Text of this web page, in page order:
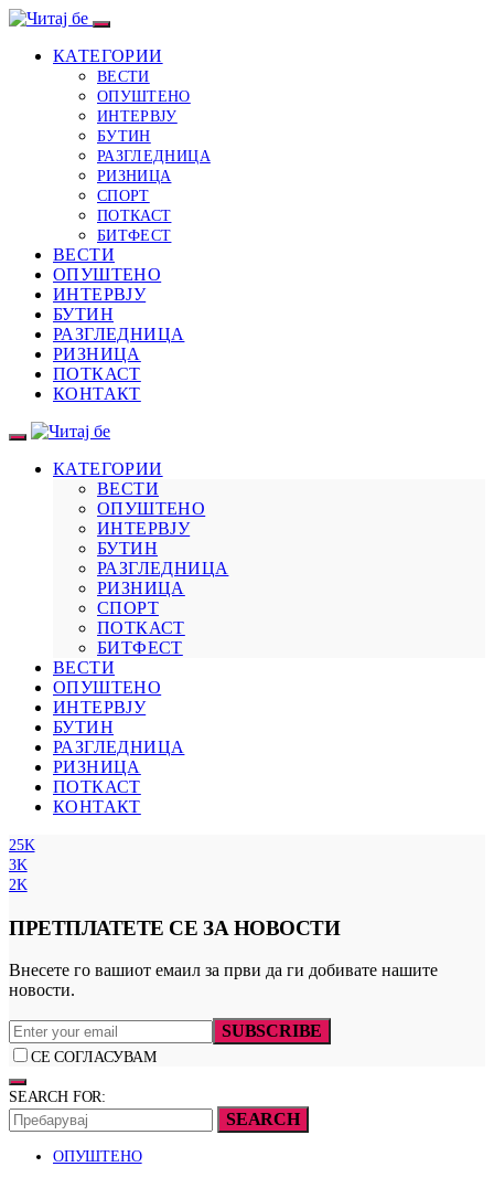
КАТЕГОРИИ
ВЕСТИ
ОПУШТЕНО
ИНТЕРВЈУ
БУТИН
РАЗГЛЕДНИЦА
РИЗНИЦА
СПОРТ
ПОТКАСТ
БИТФЕСТ
ВЕСТИ
ОПУШТЕНО
ИНТЕРВЈУ
БУТИН
РАЗГЛЕДНИЦА
РИЗНИЦА
ПОТКАСТ
КОНТАКТ
КАТЕГОРИИ
ВЕСТИ
ОПУШТЕНО
ИНТЕРВЈУ
БУТИН
РАЗГЛЕДНИЦА
РИЗНИЦА
СПОРТ
ПОТКАСТ
БИТФЕСТ
ВЕСТИ
ОПУШТЕНО
ИНТЕРВЈУ
БУТИН
РАЗГЛЕДНИЦА
РИЗНИЦА
ПОТКАСТ
КОНТАКТ
25K
3K
2K
ПРЕТПЛАТЕТЕ СЕ ЗА НОВОСТИ
Внесете го вашиот емаил за први да ги добивате нашите
новости.
SUBSCRIBE
СЕ СОГЛАСУВАМ
SEARCH FOR:
SEARCH
ОПУШТЕНО